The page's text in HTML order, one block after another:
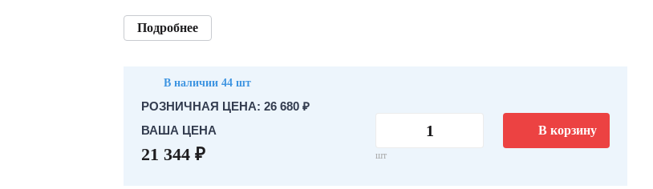
Подробнее
В наличии 44 шт
РОЗНИЧНАЯ ЦЕНА: 26 680 ₽
ВАША ЦЕНА
21 344 ₽ шт
В корзину